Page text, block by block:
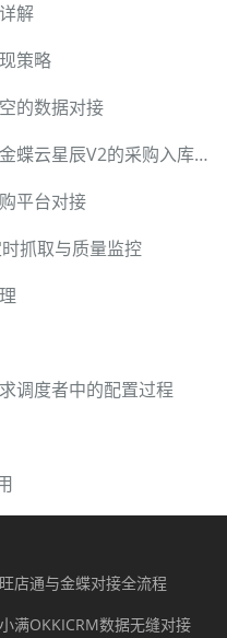
解
策略
的数据对接
高效对接：从汤臣倍健营销云到金蝶云星辰V2的采购入库同步
平台对接
抓取与质量监控
调度者中的配置过程
旺店通与金蝶对接全流程
小满OKKICRM数据无缝对接